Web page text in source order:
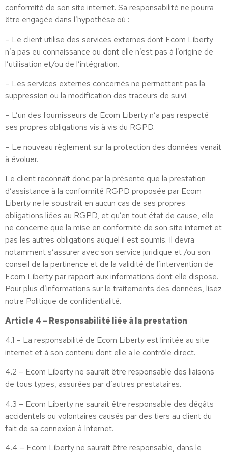
conformité de son site internet. Sa responsabilité ne pourra
être engagée dans l’hypothèse où :
– Le client utilise des services externes dont Ecom Liberty
n’a pas eu connaissance ou dont elle n’est pas à l’origine de
l’utilisation et/ou de l’intégration.
– Les services externes concernés ne permettent pas la
suppression ou la modification des traceurs de suivi.
– L’un des fournisseurs de Ecom Liberty n’a pas respecté
ses propres obligations vis à vis du RGPD.
– Le nouveau règlement sur la protection des données venait
à évoluer.
Le client reconnaît donc par la présente que la prestation
d’assistance à la conformité RGPD proposée par Ecom
Liberty ne le soustrait en aucun cas de ses propres
obligations liées au RGPD, et qu’en tout état de cause, elle
ne concerne que la mise en conformité de son site internet et
pas les autres obligations auquel il est soumis. Il devra
notamment s’assurer avec son service juridique et /ou son
conseil de la pertinence et de la validité de l’intervention de
Ecom Liberty par rapport aux informations dont elle dispose.
Pour plus d’informations sur le traitements des données, lisez
notre Politique de confidentialité.
Article 4 – Responsabilité liée à la prestation
4.1 – La responsabilité de Ecom Liberty est limitée au site
internet et à son contenu dont elle a le contrôle direct.
4.2 – Ecom Liberty ne saurait être responsable des liaisons
de tous types, assurées par d’autres prestataires.
4.3 – Ecom Liberty ne saurait être responsable des dégâts
accidentels ou volontaires causés par des tiers au client du
fait de sa connexion à Internet.
4.4 – Ecom Liberty ne saurait être responsable, dans le